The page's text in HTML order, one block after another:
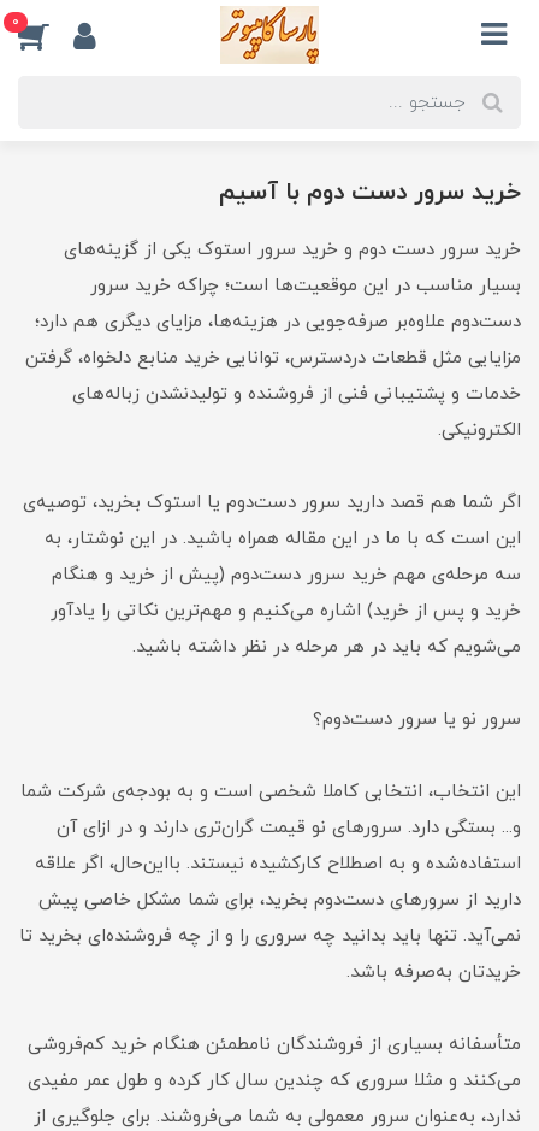
0
خرید سرور دست دوم با آسیم
خرید سرور‌ دست دوم و خرید سرور استوک یکی از گزینه‌های
بسیار مناسب در این موقعیت‌ها است؛ چراکه خرید سرور
دست‌دوم علاوه‌بر صرفه‌جویی در هزینه‌ها، مزایای دیگری هم دارد؛
مزایایی مثل قطعات دردسترس، توانایی خرید منابع دلخواه، گرفتن
خدمات و پشتیبانی فنی از فروشنده و تولیدنشدن زباله‌های
الکترونیکی.
اگر شما هم قصد دارید سرور دست‌دوم یا استوک بخرید، توصیه‌ی
این است که با ما در این مقاله همراه باشید. در این نوشتار، به
سه مرحله‌ی مهم خرید سرور دست‌دوم (پیش از خرید و هنگام
خرید و پس از خرید) اشاره می‌کنیم و مهم‌ترین نکاتی را یادآور
می‌شویم که باید در هر مرحله در نظر داشته باشید.
سرور نو یا سرور دست‌دوم؟
این انتخاب، انتخابی کاملا شخصی است و به بودجه‌ی شرکت شما
و... بستگی دارد. سرور‌های نو قیمت ‌گران‌تری دارند و در ازای آن
استفاده‌شده‌ و به اصطلاح کارکشیده نیستند. بااین‌حال، اگر علاقه
دارید از سرور‌های دست‌دوم بخرید، برای شما مشکل خاصی پیش
نمی‌آید. تنها باید بدانید چه سروری را و از چه فروشنده‌ای بخرید تا
خریدتان به‌صرفه باشد.
متأسفانه بسیاری از فروشندگان نامطمئن هنگام خرید کم‌فروشی
می‌کنند و مثلا سروری که چندین سال کار کرده و طول عمر مفیدی
ندارد، به‌عنوان سرور معمولی به شما می‌فروشند. برای جلوگیری از